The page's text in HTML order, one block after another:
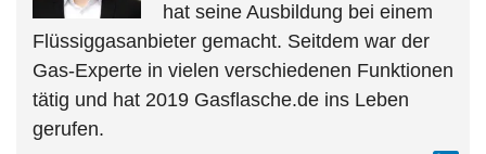
hat seine Ausbildung bei einem
Flüssiggasanbieter gemacht. Seitdem war der
Gas-Experte in vielen verschiedenen Funktionen
tätig und hat 2019 Gasflasche.de ins Leben
gerufen.